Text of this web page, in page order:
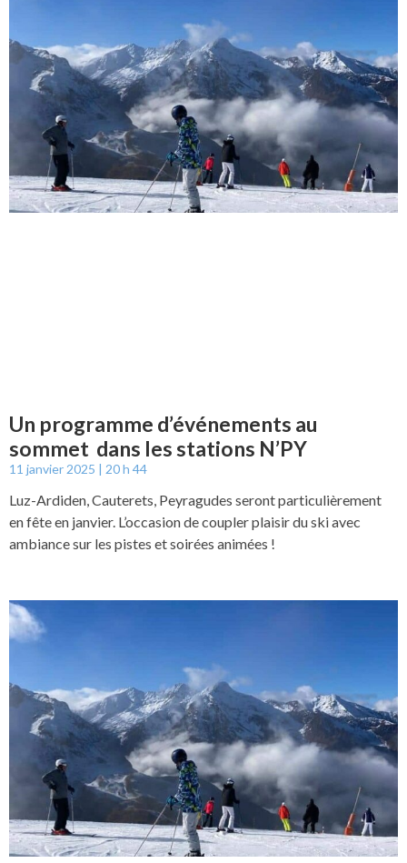
Un programme d’événements au
sommet dans les stations N’PY
11 janvier 2025 20 h 44
Luz-Ardiden, Cauterets, Peyragudes seront particulièrement
en fête en janvier. L’occasion de coupler plaisir du ski avec
ambiance sur les pistes et soirées animées !